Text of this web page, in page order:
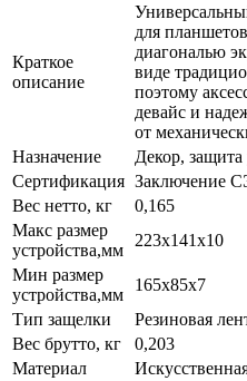
Краткое
описание
для
диагональю
виде
поэтому
девайс и
от
Назначение
Декор, защита
Сертификация Заключение
Вес нетто, кг
0,165
Макс размер
устройства,мм
223х141x10
Мин размер
устройства,мм
165x85x7
Тип защелки
Резиновая
Вес брутто, кг
0,203
Материал